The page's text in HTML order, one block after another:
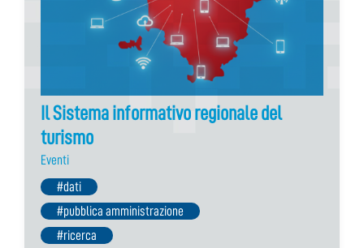
Il Sistema informativo regionale del
turismo
Eventi
#dati
#pubblica amministrazione
#ricerca